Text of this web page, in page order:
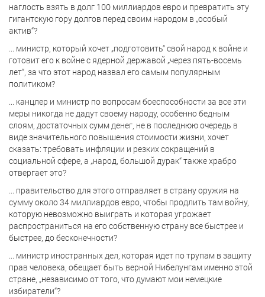
наглость взять в долг 100 миллиардов евро и превратить эту
гигантскую гору долгов перед своим народом в „особый
актив“?
... министр, который хочет „подготовить“ свой народ к войне и
готовит его к войне с ядерной державой „через пять-восемь
лет“, за что этот народ назвал его самым популярным
политиком?
... канцлер и министр по вопросам боеспособности за все эти
меры никогда не дадут своему народу, особенно бедным
слоям, достаточных сумм денег, не в последнюю очередь в
виде значительного повышения стоимости жизни, хочет
сказать: требовать инфляции и резких сокращений в
социальной сфере, а „народ, большой дурак“ также храбро
отвергает это?
... правительство для этого отправляет в страну оружия на
сумму около 34 миллиардов евро, чтобы продлить там войну,
которую невозможно выиграть и которая угрожает
распространиться на его собственную страну все быстрее и
быстрее, до бесконечности?
... министр иностранных дел, которая идет по трупам в защиту
прав человека, обещает быть верной Нибелунгам именно этой
стране, „независимо от того, что думают мои немецкие
избиратели“?